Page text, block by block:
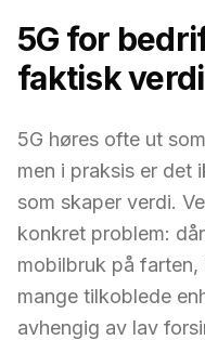
5G for
faktisk
5G høres ofte ut
men i praksis er det
som skaper verdi.
konkret problem:
mobilbruk på
mange tilkoblede
avhengig av lav